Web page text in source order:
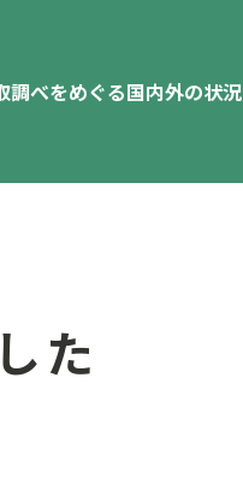
調べをめぐる国内外の状況
た